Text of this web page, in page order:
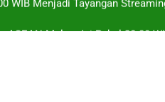
Dalam Laga
Hari Ini Pukul 02.00 WIB